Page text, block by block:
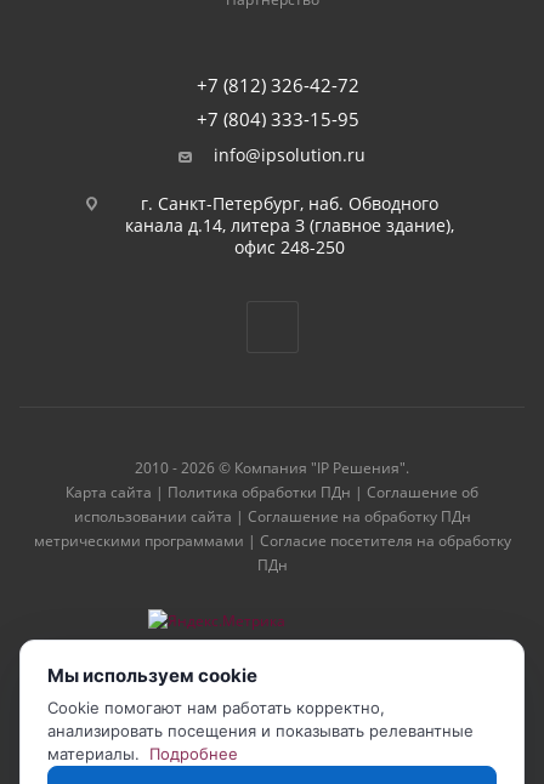
+7 (812) 326-42-72
+7 (804) 333-15-95
info@ipsolution.ru
г. Санкт-Петербург, наб. Обводного
канала д.14, литера З (главное здание),
офис 248-250
2010 - 2026 © Компания "IP Решения".
Карта сайта | Политика обработки ПДн | Соглашение об
использовании сайта | Соглашение на обработку ПДн
метрическими программами | Согласие посетителя на обработку
ПДн
Мы используем cookie
Cookie помогают нам работать корректно,
анализировать посещения и показывать релевантные
материалы.
Подробнее